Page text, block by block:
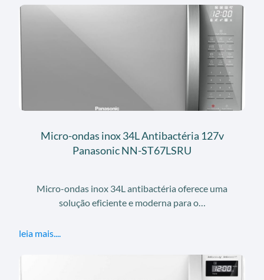
Micro-ondas inox 34L Antibactéria 127v
Panasonic NN-ST67LSRU
Micro-ondas inox 34L antibactéria oferece uma
solução eficiente e moderna para o…
leia mais....